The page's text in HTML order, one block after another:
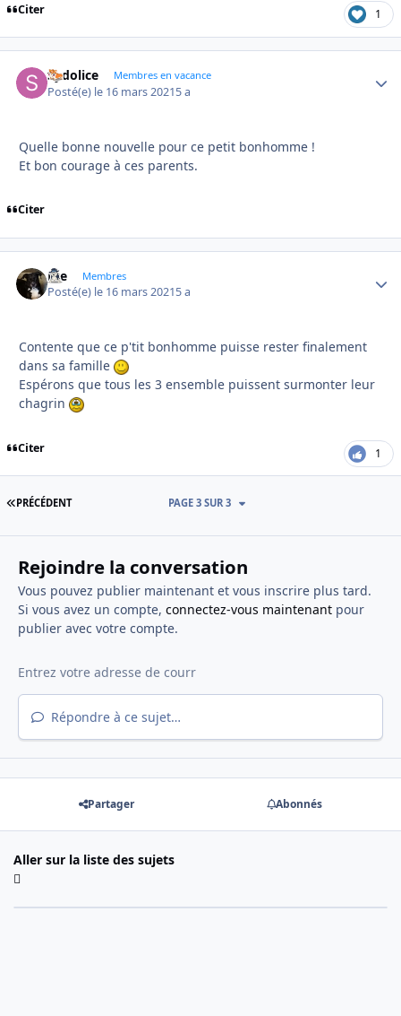
Citer 1
Sydolice Membres en vacance
Posté(e) le 16 mars 20215 a
Quelle bonne nouvelle pour ce petit bonhomme !
Et bon courage à ces parents.
Citer
Joe Membres
Posté(e) le 16 mars 20215 a
Contente que ce p'tit bonhomme puisse rester finalement
dans sa famille
Espérons que tous les 3 ensemble puissent surmonter leur
chagrin
Citer 1
PREMIÈRE PAGE
PRÉCÉDENT PAGE 3 SUR 3
Rejoindre la conversation
Vous pouvez publier maintenant et vous inscrire plus tard.
Si vous avez un compte, connectez-vous maintenantpour
publier avec votre compte.
Répondre à ce sujet…
Partager Abonnés
Aller sur la liste des sujets